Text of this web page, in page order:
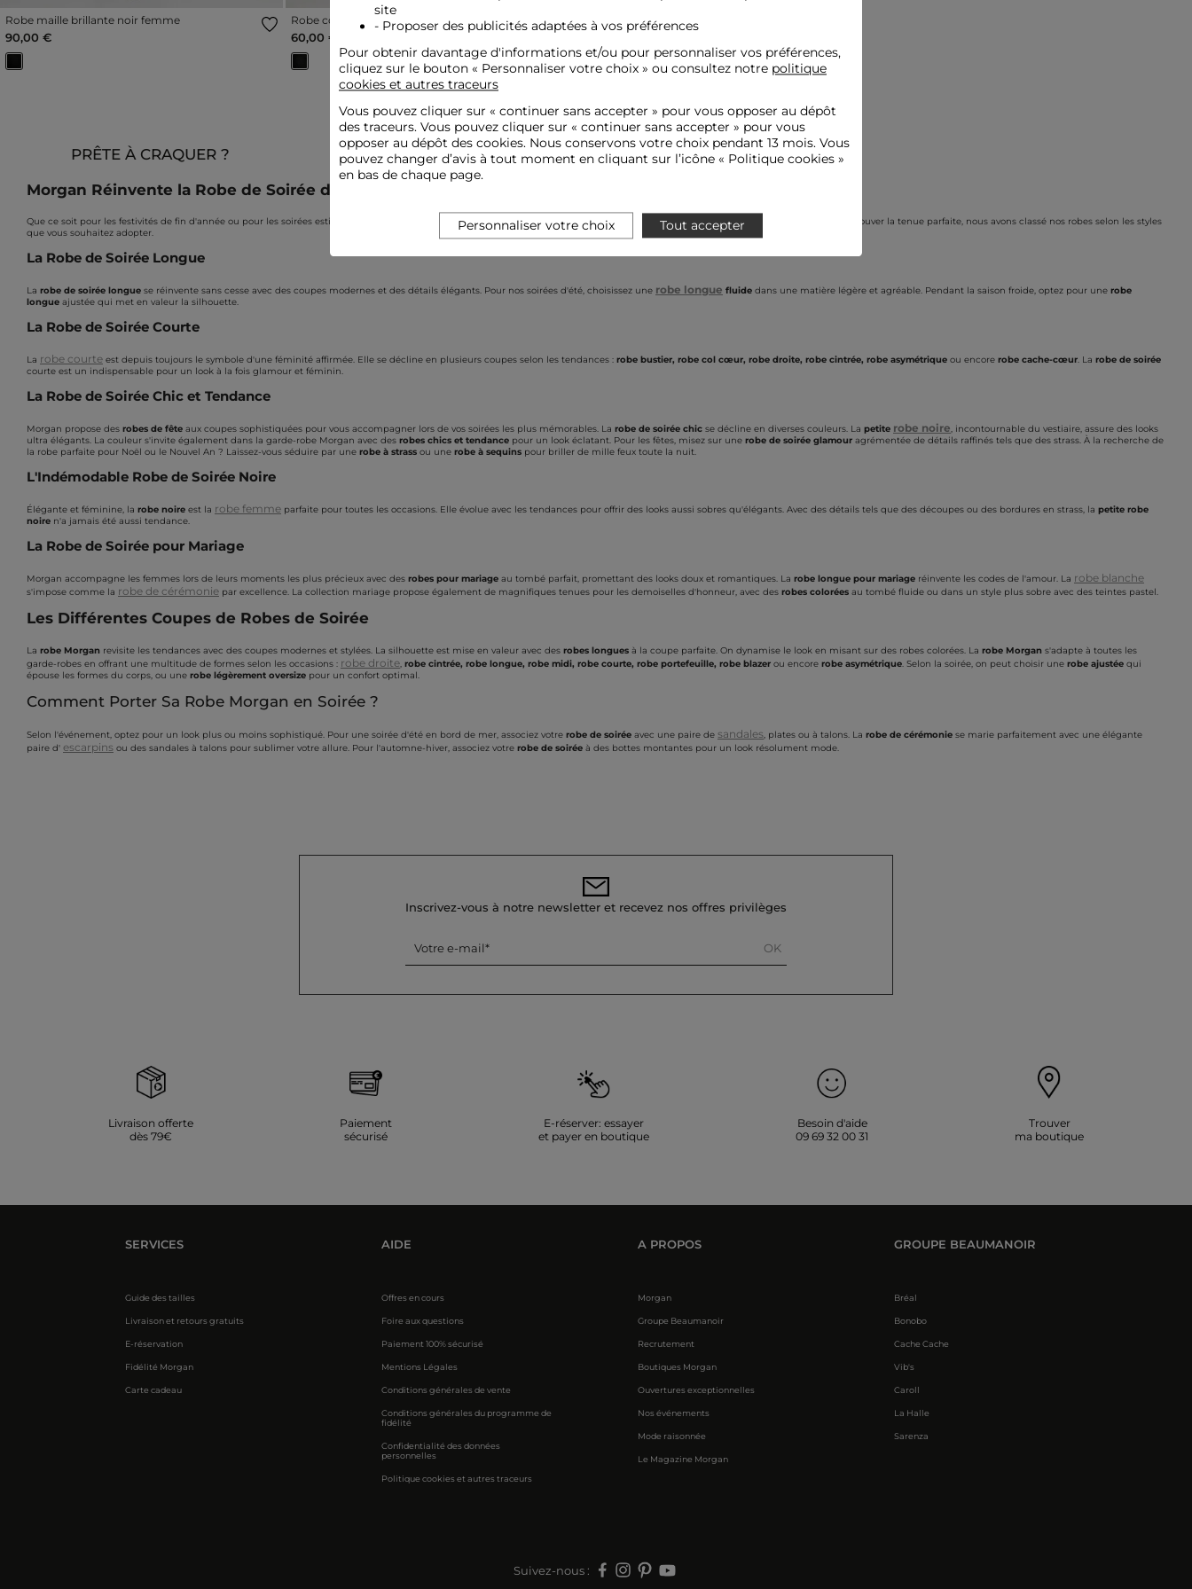
Robe maille brillante noir femme
90,00 €
Robe courte ajustée drapée noir femme
60,00 €
Vous avez vu2articles sur2
PRÊTE À CRAQUER ?
Morgan Réinvente la Robe de Soirée dans son Vestiaire !
Que ce soit pour les festivités de fin d'année ou pour les soirées estivales, Morgan vous guide vers larobe de soirée idéale grâce à sa collection féminine et glamour. Pour vous aider à trouver la tenue parfaite, nous avons classé nos robes selon les styles
que vous souhaitez adopter.
La Robe de Soirée Longue
La robe de soirée longue se réinvente sans cesse avec des coupes modernes et des détails élégants. Pour nos soirées d'été, choisissez une robe longue fluide dans une matière légère et agréable. Pendant la saison froide, optez pour une robe
longue ajustée qui met en valeur la silhouette.
La Robe de Soirée Courte
La robe courte est depuis toujours le symbole d'une féminité affirmée. Elle se décline en plusieurs coupes selon les tendances : robe bustier, robe col cœur, robe droite, robe cintrée, robe asymétrique ou encore robe cache-cœur. La robe de soirée
courte est un indispensable pour un look à la fois glamour et féminin.
La Robe de Soirée Chic et Tendance
Morgan propose des robes de fête aux coupes sophistiquées pour vous accompagner lors de vos soirées les plus mémorables. La robe de soirée chic se décline en diverses couleurs. La petite robe noire, incontournable du vestiaire, assure des looks
ultra élégants. La couleur s'invite également dans la garde-robe Morgan avec des robes chics et tendance pour un look éclatant. Pour les fêtes, misez sur une robe de soirée glamour agrémentée de détails raffinés tels que des strass. À la recherche de
la robe parfaite pour Noël ou le Nouvel An ? Laissez-vous séduire par une robe à strass ou une robe à sequins pour briller de mille feux toute la nuit.
L'Indémodable Robe de Soirée Noire
Élégante et féminine, la robe noire est la robe femme parfaite pour toutes les occasions. Elle évolue avec les tendances pour offrir des looks aussi sobres qu'élégants. Avec des détails tels que des découpes ou des bordures en strass, la petite robe
noire n'a jamais été aussi tendance.
La Robe de Soirée pour Mariage
Morgan accompagne les femmes lors de leurs moments les plus précieux avec des robes pour mariage au tombé parfait, promettant des looks doux et romantiques. La robe longue pour mariage réinvente les codes de l'amour. La robe blanche
s'impose comme la robe de cérémonie par excellence. La collection mariage propose également de magnifiques tenues pour les demoiselles d'honneur, avec des robes colorées au tombé fluide ou dans un style plus sobre avec des teintes pastel.
Les Différentes Coupes de Robes de Soirée
La robe Morgan revisite les tendances avec des coupes modernes et stylées. La silhouette est mise en valeur avec des robes longues à la coupe parfaite. On dynamise le look en misant sur des robes colorées. La robe Morgan s'adapte à toutes les
garde-robes en offrant une multitude de formes selon les occasions : robe droite robe cintrée, robe longue, robe midi, robe courte, robe portefeuille, robe blazer ou encore robe asymétrique . Selon la soirée, on peut choisir une robe ajustée qui
épouse les formes du corps, ou une robe légèrement oversize pour un confort optimal.
Comment Porter Sa Robe Morgan en Soirée ?
Selon l'événement, optez pour un look plus ou moins sophistiqué. Pour une soirée d'été en bord de mer, associez votre robe de soirée avec une paire de sandales, plates ou à talons. La robe de cérémonie se marie parfaitement avec une élégante
paire d' escarpins ou des sandales à talons pour sublimer votre allure. Pour l'automne-hiver, associez votre robe de soirée à des bottes montantes pour un look résolument mode.
Inscrivez-vous à notre newsletter et recevez nos offres privilèges
Votre e-mail OK
Livraison offerte
dès 79€
Paiement
sécurisé
E-réserver: essayer
et payer en boutique
Besoin d'aide
09 69 32 00 31
Trouver
ma boutique
SERVICES
Guide des tailles
Livraison et retours gratuits
E-réservation
Fidélité Morgan
Carte cadeau
AIDE
Offres en cours
Foire aux questions
Paiement 100% sécurisé
Mentions Légales
Conditions générales de vente
Conditions générales du programme de
fidélité
Confidentialité des données
personnelles
Politique cookies et autres traceurs
A PROPOS
Morgan
Groupe Beaumanoir
Recrutement
Boutiques Morgan
Ouvertures exceptionnelles
Nos événements
Mode raisonnée
Le Magazine Morgan
GROUPE BEAUMANOIR
Bréal
Bonobo
Cache Cache
Vib's
Caroll
La Halle
Sarenza
Suivez-nous :
site
- Proposer des publicités adaptées à vos préférences
Pour obtenir davantage d'informations et/ou pour personnaliser vos préférences,
cliquez sur le bouton « Personnaliser votre choix » ou consultez notre politique
cookies et autres traceurs
Vous pouvez cliquer sur « continuer sans accepter » pour vous opposer au dépôt
des traceurs. Vous pouvez cliquer sur « continuer sans accepter » pour vous
opposer au dépôt des cookies. Nous conservons votre choix pendant 13 mois. Vous
pouvez changer d’avis à tout moment en cliquant sur l’icône « Politique cookies »
en bas de chaque page.
Personnaliser votre choix Tout accepter